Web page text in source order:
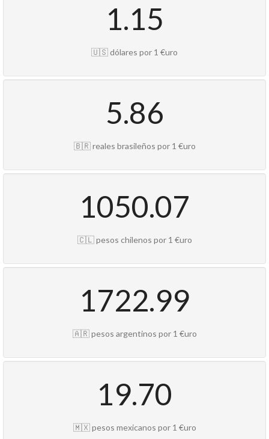
1.15
🇺🇸 dólares por 1 €uro
5.86
🇧🇷 reales brasileños por 1 €uro
1050.07
🇨🇱 pesos chilenos por 1 €uro
1722.99
🇦🇷 pesos argentinos por 1 €uro
19.70
🇲🇽 pesos mexicanos por 1 €uro